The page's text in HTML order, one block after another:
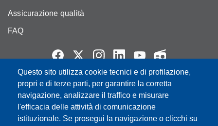
Questo sito utilizza cookie tecnici e di profilazione,
propri e di terze parti, per garantire la corretta
navigazione, analizzare il traffico e misurare
l'efficacia delle attività di comunicazione
istituzionale. Se prosegui la navigazione o clicchi su
Assicurazione qualità
FAQ
Partita IVA: 00427620364
e-mail: urp@unimore.it
PEC: primo contatto: urp@pec.unimore.it
Indirizzo ReGIndE per notifica Atti Processuali: